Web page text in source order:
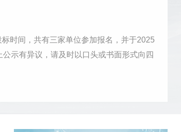
时间，共有三家单位参加报名，并于2025
示有异议，请及时以口头或书面形式向四